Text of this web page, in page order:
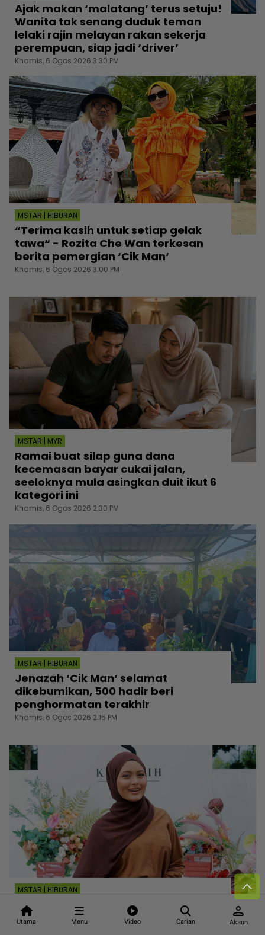
Utama Menu Video Carian
person
Akaun
Ajak makan ‘malatang’ terus setuju!
Wanita tak senang duduk teman
lelaki rajin melayan rakan sekerja
perempuan, siap jadi ‘driver’
Khamis, 6 Ogos 2026 3:30 PM
MSTAR | HIBURAN
“Terima kasih untuk setiap gelak
tawa“ - Rozita Che Wan terkesan
berita pemergian ‘Cik Man‘
Khamis, 6 Ogos 2026 3:00 PM
MSTAR | MYR
Ramai buat silap guna dana
kecemasan bayar cukai jalan,
seeloknya mula asingkan duit ikut 6
kategori ini
Khamis, 6 Ogos 2026 2:30 PM
MSTAR | HIBURAN
Jenazah ‘Cik Man‘ selamat
dikebumikan, 500 hadir beri
penghormatan terakhir
Khamis, 6 Ogos 2026 2:15 PM
MSTAR | HIBURAN
[V] Lafaz cerai tangguh ke 12
Ogos...Suami enggan beralah, Syida